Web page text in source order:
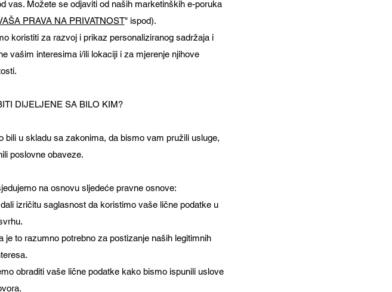
vas. Možete se odjaviti od naših marketinških e-poruka
PRAVA NA PRIVATNOST" ispod).
koristiti za razvoj i prikaz personaliziranog sadržaja i
vašim interesima i/ili lokaciji i za mjerenje njihove
DIJELJENE SA BILO KIM?
u skladu sa zakonima, da bismo vam pružili usluge,
poslovne obaveze.
na osnovu sljedeće pravne osnove:
izričitu saglasnost da koristimo vaše lične podatke u
to razumno potrebno za postizanje naših legitimnih
obraditi vaše lične podatke kako bismo ispunili uslove